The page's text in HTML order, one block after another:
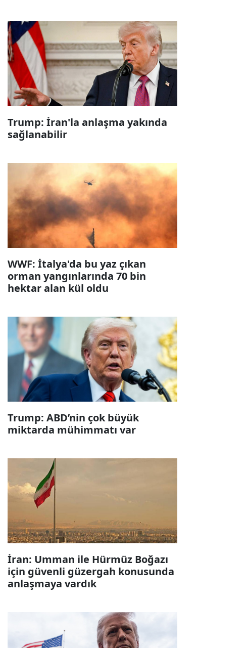
Trump: İran'la anlaşma yakında
sağlanabilir
WWF: İtalya'da bu yaz çıkan
orman yangınlarında 70 bin
hektar alan kül oldu
Trump: ABD’nin çok büyük
miktarda mühimmatı var
İran: Umman ile Hürmüz Boğazı
için güvenli güzergah konusunda
anlaşmaya vardık